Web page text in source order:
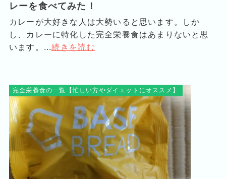
レーを食べてみた！
カレーが大好きな人は大勢いると思います。しか
し、カレーに特化した完全栄養食はあまりないと思
います。...続きを読む
完全栄養食の一覧【忙しい方やダイエットにオススメ】